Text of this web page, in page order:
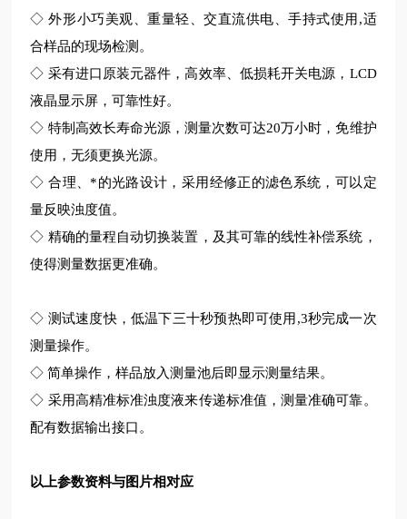
◇ 外形小巧美观、重量轻、交直流供电、手持式使用,适
合样品的现场检测。
◇ 采有进口原装元器件，高效率、低损耗开关电源，LCD
液晶显示屏，可靠性好。
◇ 特制高效长寿命光源，测量次数可达20万小时，免维护
使用，无须更换光源。
◇ 合理、*的光路设计，采用经修正的滤色系统，可以定
量反映浊度值。
◇ 精确的量程自动切换装置，及其可靠的线性补偿系统，
使得测量数据更准确。
◇ 测试速度快，低温下三十秒预热即可使用,3秒完成一次
测量操作。
◇ 简单操作，样品放入测量池后即显示测量结果。
◇ 采用高精准标准浊度液来传递标准值，测量准确可靠。
配有数据输出接口。
以上参数资料与图片相对应